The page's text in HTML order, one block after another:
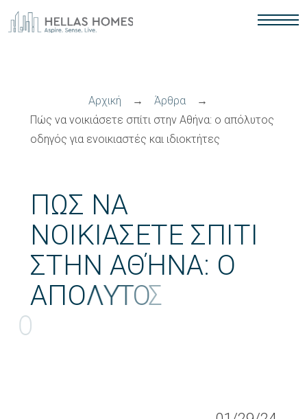
Αρχική → Άρθρα
→
Πώς να νοικιάσετε σπίτι στην Αθήνα: ο απόλυτος
οδηγός για ενοικιαστές και ιδιοκτήτες
ΠΏΣ ΝΑ
ΝΟΙΚΙΆΣΕΤΕ ΣΠΊΤΙ
ΣΤΗΝ ΑΘΉΝΑ: Ο
ΑΠΌΛΥΤΟΣ
Ο